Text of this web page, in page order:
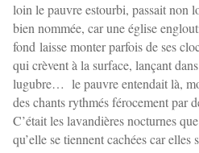
loin le pauvre estourbi, passait non
bien nommée, car une église
fond laisse monter parfois de ses
qui crèvent à la surface, lançant
lugubre… le pauvre entendait là,
des chants rythmés férocement par
C’était les lavandières nocturnes
qu’elle se tiennent cachées car elles